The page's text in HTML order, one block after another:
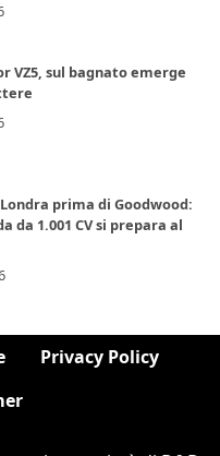
VZ5, sul bagnato emerge
prima di Goodwood:
da 1.001 CV si prepara al
Privacy Policy